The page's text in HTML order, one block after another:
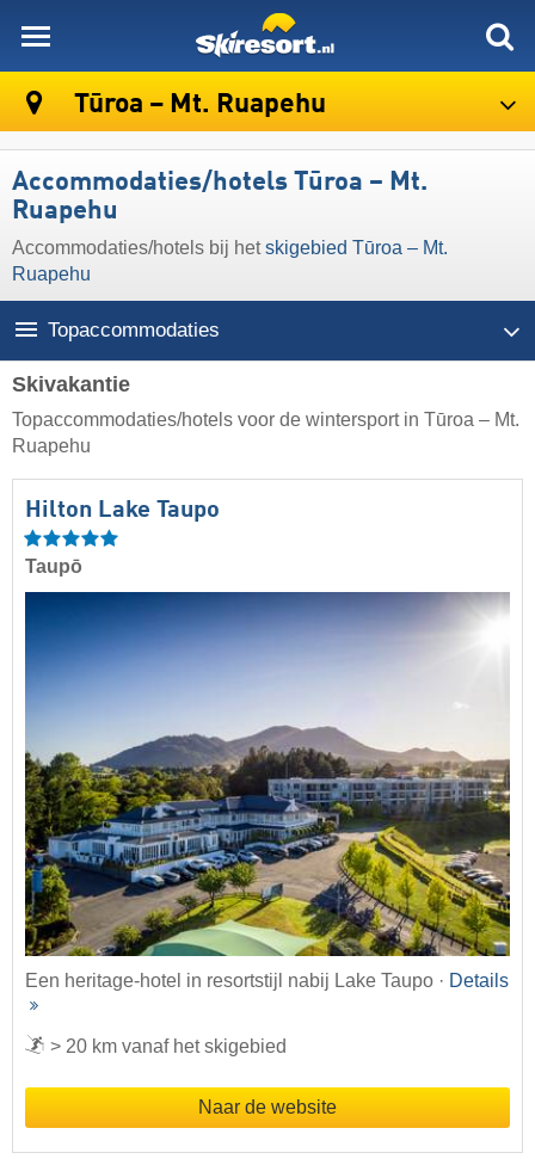
Tūroa – Mt. Ruapehu
Accommodaties/hotels Tūroa – Mt.
Ruapehu
Accommodaties/hotels bij hetskigebied Tūroa – Mt.
Ruapehu
Topaccommodaties
Skivakantie
Topaccommodaties/hotels voor de wintersport in Tūroa – Mt.
Ruapehu
Hilton Lake Taupo
Taupō
Een heritage-hotel in resortstijl nabij Lake Taupo · Details
> 20 km vanaf het skigebied
Naar de website